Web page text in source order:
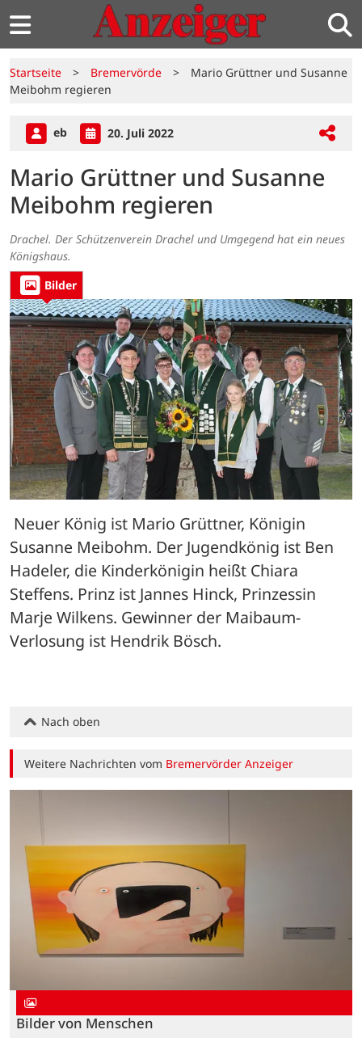
Startseite > Bremervörde >
Mario Grüttner und Susanne
Meibohm regieren
eb 20. Juli 2022
Mario Grüttner und Susanne
Meibohm regieren
Drachel. Der Schützenverein Drachel und Umgegend hat ein neues
Königshaus.
Bilder
Neuer König ist Mario Grüttner, Königin
Susanne Meibohm. Der Jugendkönig ist Ben
Hadeler, die Kinderkönigin heißt Chiara
Steffens. Prinz ist Jannes Hinck, Prinzessin
Marje Wilkens. Gewinner der Maibaum-
Verlosung ist Hendrik Bösch.
Nach oben
Weitere Nachrichten vom Bremervörder Anzeiger
Bilder von Menschen